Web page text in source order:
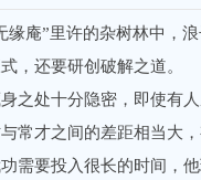
庵”里许的杂树林中，浪
，还要研创破解之道。
处十分隐密，即使有人
才之间的差距相当大，
需要投入很长的时间，